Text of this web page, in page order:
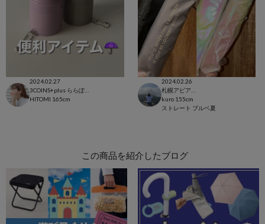
2024.02.27
HITOMI 165cm
2024.02.26
kuro 155cm
ストレート ブルベ夏
この商品を紹介したブログ